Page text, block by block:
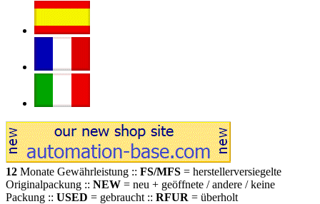
12 Monate Gewährleistung :: FS/MFS = herstellerversiegelte
Originalpackung :: NEW = neu + geöffnete / andere / keine
Packung :: USED = gebraucht :: RFUR = überholt